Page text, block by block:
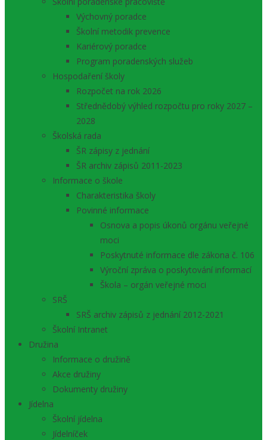
Výchovný poradce
Školní metodik prevence
Kariérový poradce
Program poradenských služeb
Hospodaření školy
Rozpočet na rok 2026
Střednědobý výhled rozpočtu pro roky 2027 –
2028
Školská rada
ŠR zápisy z jednání
ŠR archiv zápisů 2011-2023
Informace o škole
Charakteristika školy
Povinné informace
Osnova a popis úkonů orgánu veřejné
moci
Poskytnuté informace dle zákona č. 106
Výroční zpráva o poskytování informací
Škola – orgán veřejné moci
SRŠ
SRŠ archiv zápisů z jednání 2012-2021
Školní Intranet
Družina
Informace o družině
Akce družiny
Dokumenty družiny
Jídelna
Školní jídelna
Jídelníček